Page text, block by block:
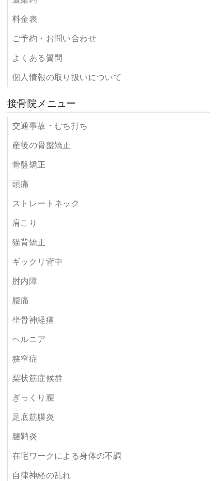
料金表
ご予約・お問い合わせ
よくある質問
個人情報の取り扱いについて
接骨院メニュー
交通事故・むち打ち
産後の骨盤矯正
骨盤矯正
頭痛
ストレートネック
肩こり
猫背矯正
ギックリ背中
肘内障
腰痛
坐骨神経痛
ヘルニア
狭窄症
梨状筋症候群
ぎっくり腰
足底筋膜炎
腱鞘炎
在宅ワークによる身体の不調
自律神経の乱れ